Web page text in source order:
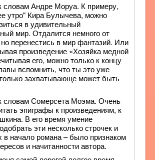
словам Андре Моруа. К примеру,
утро" Кира Булычева, можно
в удивительный
мир. Отдалится немного от
перенестись в мир фантазий. Или
произведение «Хозяйка медной
его, можно только к концу
вспомнить, что ты это уже
захватывающе может быть
словам Сомерсета Моэма. Очень
эпиграфы к произведениям, к
В его время умение
эти несколько строчек и
в начало романа – было признаком
и начитанности автора.